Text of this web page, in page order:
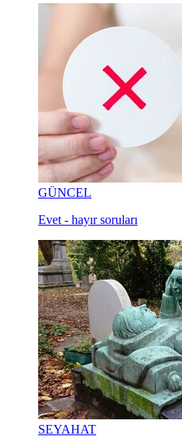
GÜNCEL
Evet - hayır soruları
SEYAHAT